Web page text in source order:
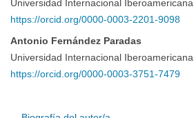
Universidad Internacional Iberoamericana
https://orcid.org/0000-0003-2201-9098
Antonio Fernández Paradas
Universidad Internacional Iberoamericana
https://orcid.org/0000-0003-3751-7479